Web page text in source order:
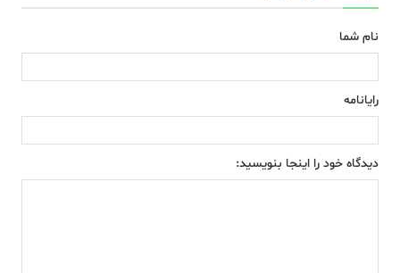
نام شما
رایانامه
دیدگاه خود را اینجا بنویسید: